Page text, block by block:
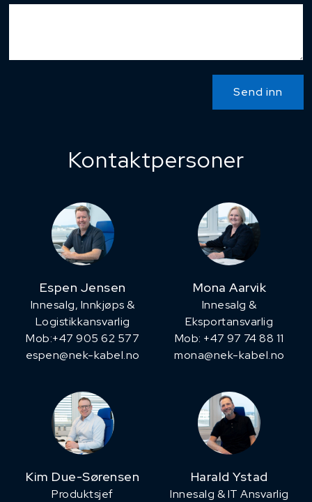
Send inn
Kontaktpersoner
Espen Jensen
Innesalg, ​Innkjøps &
Logistikkansvarlig
Mob:+47 905 62 577
espen@nek-kabel.no
Mona Aarvik
Innesalg &
Eksportansvarlig
Mob: +47 97 74 88 11
mona@nek-kabel.no
Kim Due-Sørensen
Produktsjef
Harald Ystad
Innesalg & IT Ansvarlig